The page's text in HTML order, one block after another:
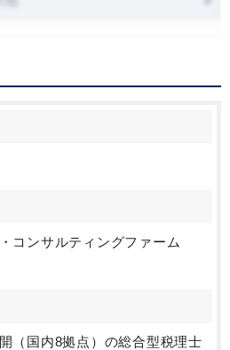
コンサルティングファーム
（国内8拠点）の総合型税理士